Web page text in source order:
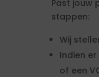
Past jouw
stappen:
Wij
Indien
of een